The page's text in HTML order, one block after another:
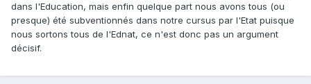
dans l'Education, mais enfin quelque part nous avons tous (ou
presque) été subventionnés dans notre cursus par l'Etat puisque
nous sortons tous de l'Ednat, ce n'est donc pas un argument
décisif.